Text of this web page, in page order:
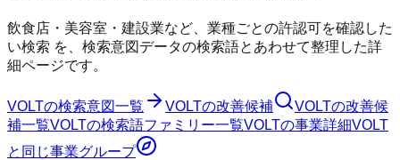
飲食店・美容室・建設業など、業種ごとの許認可を確認した
い検索 を、検索意図データの検索語とあわせて整理した詳
細ページです。
VOLTの検索意図一覧 VOLTの改善候補 VOLTの改善候
補一覧VOLTの検索語ファミリー一覧VOLTの事業詳細VOLT
と同じ事業グループ